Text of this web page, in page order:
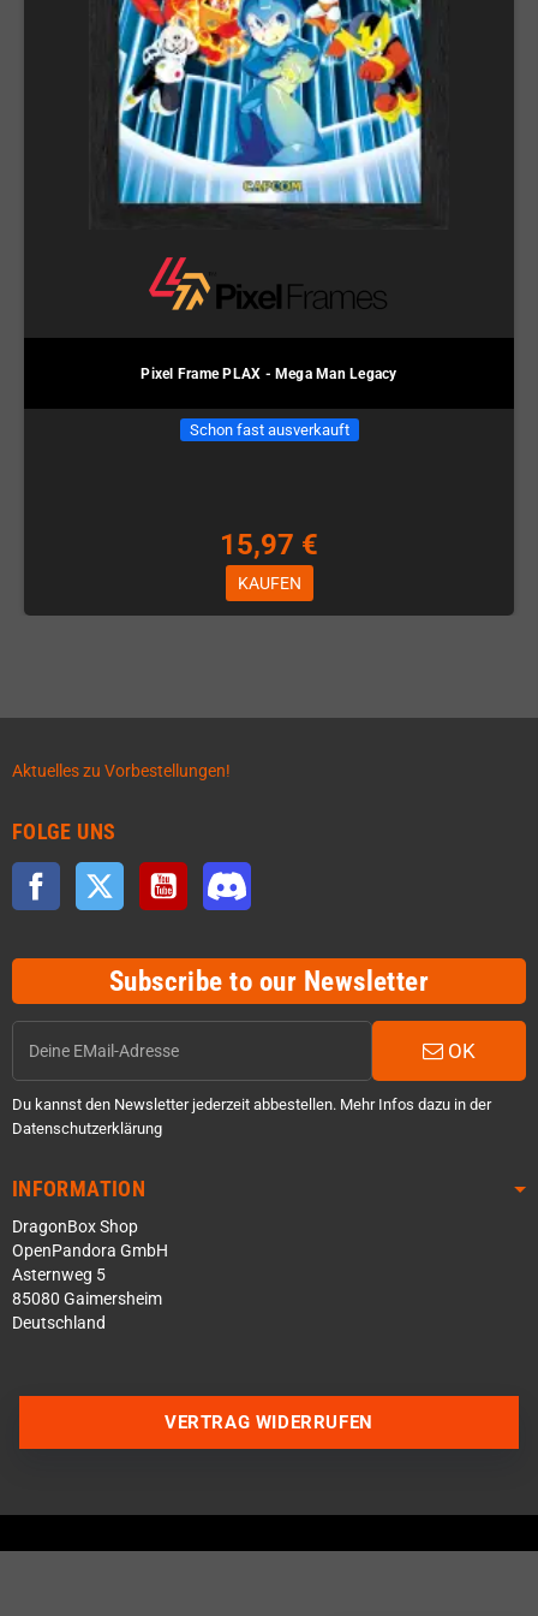
Pixel Frame PLAX - Mega Man Legacy
Schon fast ausverkauft
15,97 €
KAUFEN
Aktuelles zu Vorbestellungen!
FOLGE UNS
Facebook Twitter YouTube
Subscribe to our Newsletter
OK
Du kannst den Newsletter jederzeit abbestellen. Mehr Infos dazu in der
Datenschutzerklärung
INFORMATION
DragonBox Shop
OpenPandora GmbH
Asternweg 5
85080 Gaimersheim
Deutschland
Über WhatsApp schreiben
VERTRAG WIDERRUFEN